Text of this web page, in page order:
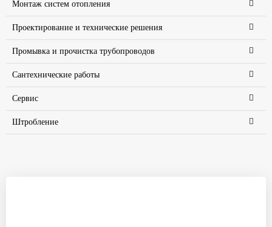
Монтаж систем отопления
Проектирование и технические решения
Промывка и прочистка трубопроводов
Сантехнические работы
Сервис
Штробление